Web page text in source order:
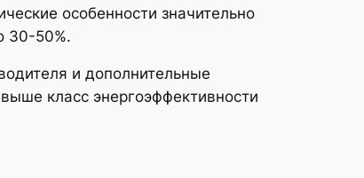
особенности значительно
30-50%.
и дополнительные
класс энергоэффективности